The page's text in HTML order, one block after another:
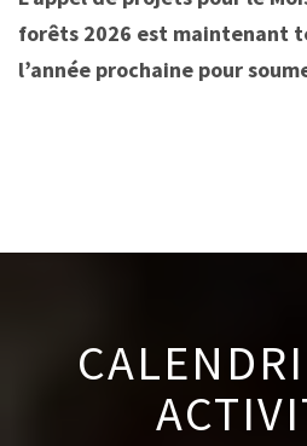
forêts 2026 est maintenant
l’année prochaine pour